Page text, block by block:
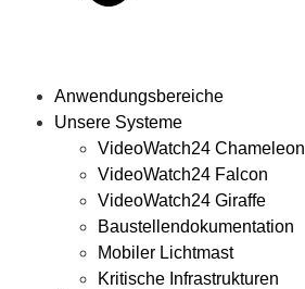
Anwendungsbereiche
Unsere Systeme
VideoWatch24 Chameleon
VideoWatch24 Falcon
VideoWatch24 Giraffe
Baustellendokumentation
Mobiler Lichtmast
Kritische Infrastrukturen